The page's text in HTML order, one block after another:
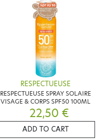
RESPECTUEUSE
RESPECTUEUSE SPRAY SOLAIRE
VISAGE & CORPS SPF50 100ML
22,50 €
ADD TO CART